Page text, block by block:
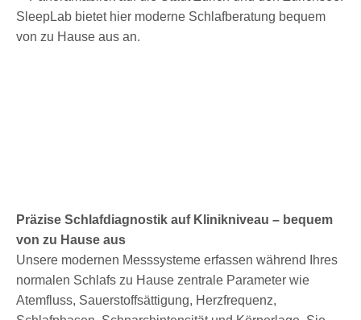
Präzise Schlafdiagnostik auf Klinikniveau – bequem
von zu Hause aus
Unsere modernen Messsysteme erfassen während Ihres
normalen Schlafs zu Hause zentrale Parameter wie
Atemfluss, Sauerstoffsättigung, Herzfrequenz,